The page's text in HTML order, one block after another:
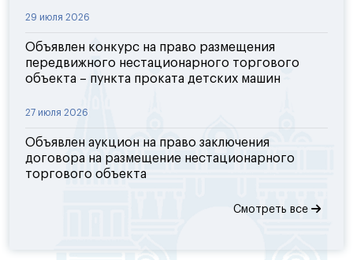
29 июля 2026
Объявлен конкурс на право размещения
передвижного нестационарного торгового
объекта – пункта проката детских машин
27 июля 2026
Объявлен аукцион на право заключения
договора на размещение нестационарного
торгового объекта
Смотреть все